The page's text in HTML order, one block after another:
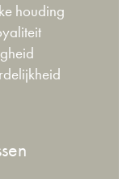
houding